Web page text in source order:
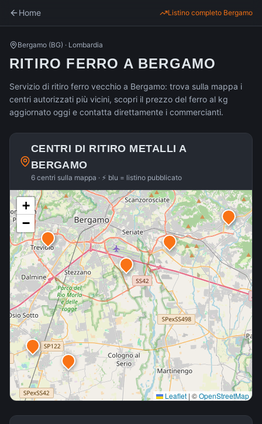
Home Listino completo Bergamo
Bergamo (BG) · Lombardia
RITIRO FERRO A BERGAMO
Servizio di ritiro ferro vecchio a Bergamo: trova sulla mappa i
centri autorizzati più vicini, scopri il prezzo del ferro al kg
aggiornato oggi e contatta direttamente i commercianti.
CENTRI DI RITIRO METALLI A
BERGAMO
6 centri sulla mappa · ⚡ blu = listino pubblicato
+
−
Leaflet | ©OpenStreetMap